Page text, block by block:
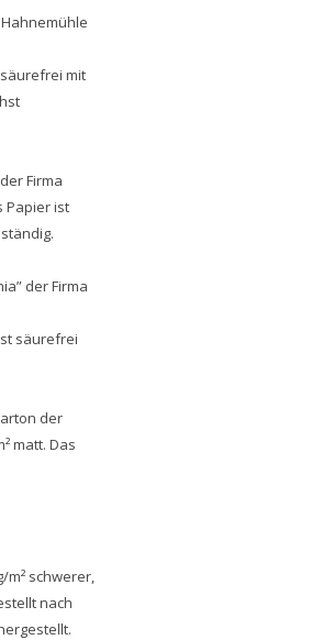
mit
Firma
Papier ist
der Firma
säurefrei
der
matt. Das
m² schwerer,
nach